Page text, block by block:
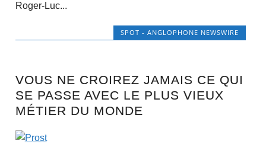
Roger-Luc...
SPOT - ANGLOPHONE NEWSWIRE
VOUS NE CROIREZ JAMAIS CE QUI
SE PASSE AVEC LE PLUS VIEUX
MÉTIER DU MONDE